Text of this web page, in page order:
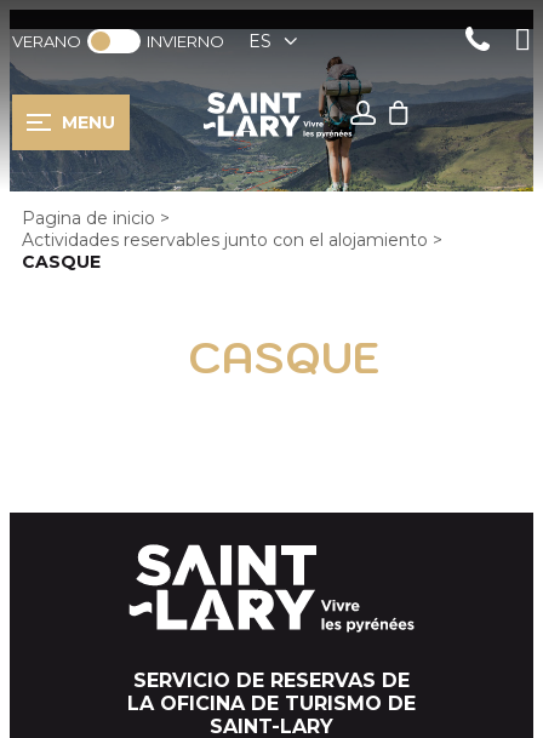
VERANO INVIERNO ES
MENU
Pagina de inicio >
Actividades reservables junto con el alojamiento >
CASQUE
CASQUE
SERVICIO DE RESERVAS DE
LA OFICINA DE TURISMO DE
SAINT-LARY